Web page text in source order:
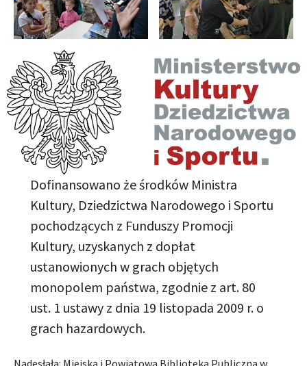
Dofinansowano że środków Ministra
Kultury, Dziedzictwa Narodowego i Sportu
pochodzących z Funduszy Promocji
Kultury, uzyskanych z dopłat
ustanowionych w grach objętych
monopolem państwa, zgodnie z art. 80
ust. 1 ustawy z dnia 19 listopada 2009 r. o
grach hazardowych.
Nadesłała: Miejska i Powiatowa Biblioteka Publiczna w